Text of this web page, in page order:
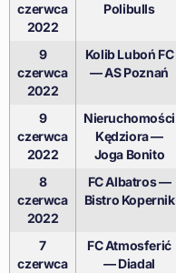
czerwca
2022
Polibulls
9
czerwca
2022
Kolib Luboń FC
— AS Poznań
9
czerwca
2022
Nieruchomości
Kędziora —
Joga Bonito
8
czerwca
2022
FC Albatros —
Bistro Kopernik
7
czerwca
FC Atmosferić
— Diadal